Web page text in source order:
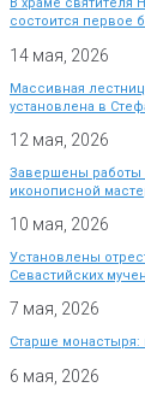
В храме святителя
состоится первое
14 мая, 2026
Массивная
установлена в
12 мая, 2026
Завершены работы
иконописной
10 мая, 2026
Установлены
Севастийских
7 мая, 2026
Старше монастыря:
6 мая, 2026